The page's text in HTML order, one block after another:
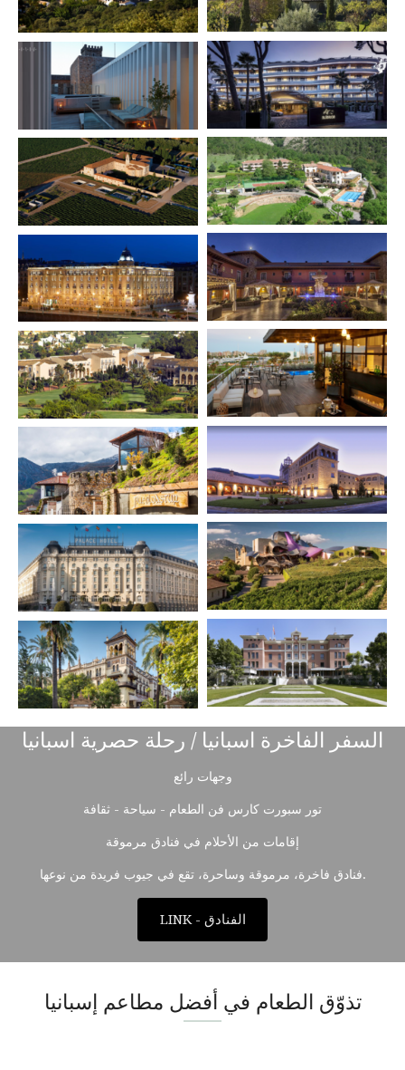
السفر الفاخرة اسبانيا / رحلة حصرية اسبانيا
وجهات رائع
تور سبورت كارس فن الطعام - سياحة - ثقافة
إقامات من الأحلام في فنادق مرموقة
فنادق فاخرة، مرموقة وساحرة، تقع في جيوب فريدة من نوعها.
LINK - الفنادق
تذوّق الطعام في أفضل مطاعم إسبانيا